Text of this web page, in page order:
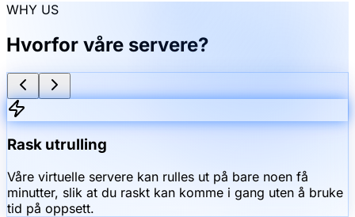
WHY US
Hvorfor våre servere?
Rask utrulling
Våre virtuelle servere kan rulles ut på bare noen få
minutter, slik at du raskt kan komme i gang uten å bruke
tid på oppsett.